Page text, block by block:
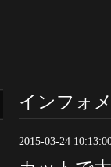
インフォ
2015-03-24